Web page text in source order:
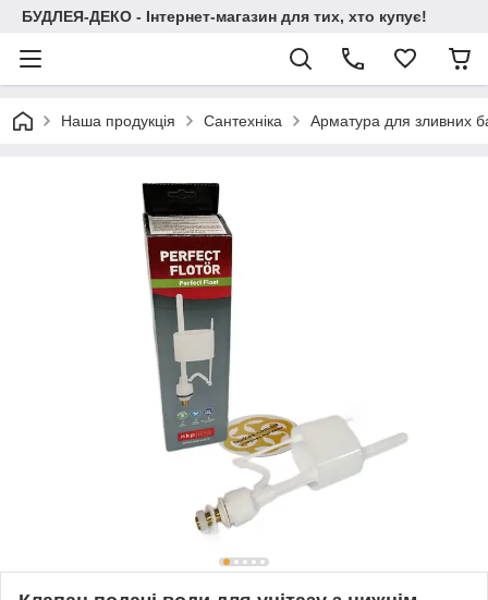
БУДЛЕЯ-ДЕКО - Інтернет-магазин для тих, хто купує!
Наша продукція Сантехніка Арматура для зливних